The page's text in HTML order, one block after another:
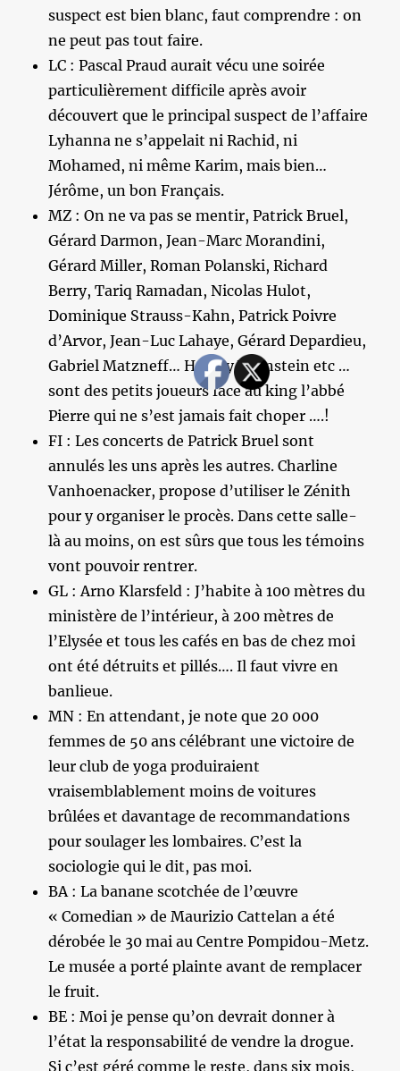
suspect est bien blanc, faut comprendre : on
ne peut pas tout faire.
LC : Pascal Praud aurait vécu une soirée
particulièrement difficile après avoir
découvert que le principal suspect de l’affaire
Lyhanna ne s’appelait ni Rachid, ni
Mohamed, ni même Karim, mais bien…
Jérôme, un bon Français.
MZ : On ne va pas se mentir, Patrick Bruel,
Gérard Darmon, Jean-Marc Morandini,
Gérard Miller, Roman Polanski, Richard
Berry, Tariq Ramadan, Nicolas Hulot,
Dominique Strauss-Kahn, Patrick Poivre
d’Arvor, Jean-Luc Lahaye, Gérard Depardieu,
Gabriel Matzneff… Harvey Weinstein etc …
sont des petits joueurs face au king l’abbé
Pierre qui ne s’est jamais fait choper ….!
FI : Les concerts de Patrick Bruel sont
annulés les uns après les autres. Charline
Vanhoenacker, propose d’utiliser le Zénith
pour y organiser le procès. Dans cette salle-
là au moins, on est sûrs que tous les témoins
vont pouvoir rentrer.
GL : Arno Klarsfeld : J’habite à 100 mètres du
ministère de l’intérieur, à 200 mètres de
l’Elysée et tous les cafés en bas de chez moi
ont été détruits et pillés…. Il faut vivre en
banlieue.
MN : En attendant, je note que 20 000
femmes de 50 ans célébrant une victoire de
leur club de yoga produiraient
vraisemblablement moins de voitures
brûlées et davantage de recommandations
pour soulager les lombaires. C’est la
sociologie qui le dit, pas moi.
BA : La banane scotchée de l’œuvre
« Comedian » de Maurizio Cattelan a été
dérobée le 30 mai au Centre Pompidou-Metz.
Le musée a porté plainte avant de remplacer
le fruit.
BE : Moi je pense qu’on devrait donner à
l’état la responsabilité de vendre la drogue.
Si c’est géré comme le reste, dans six mois,